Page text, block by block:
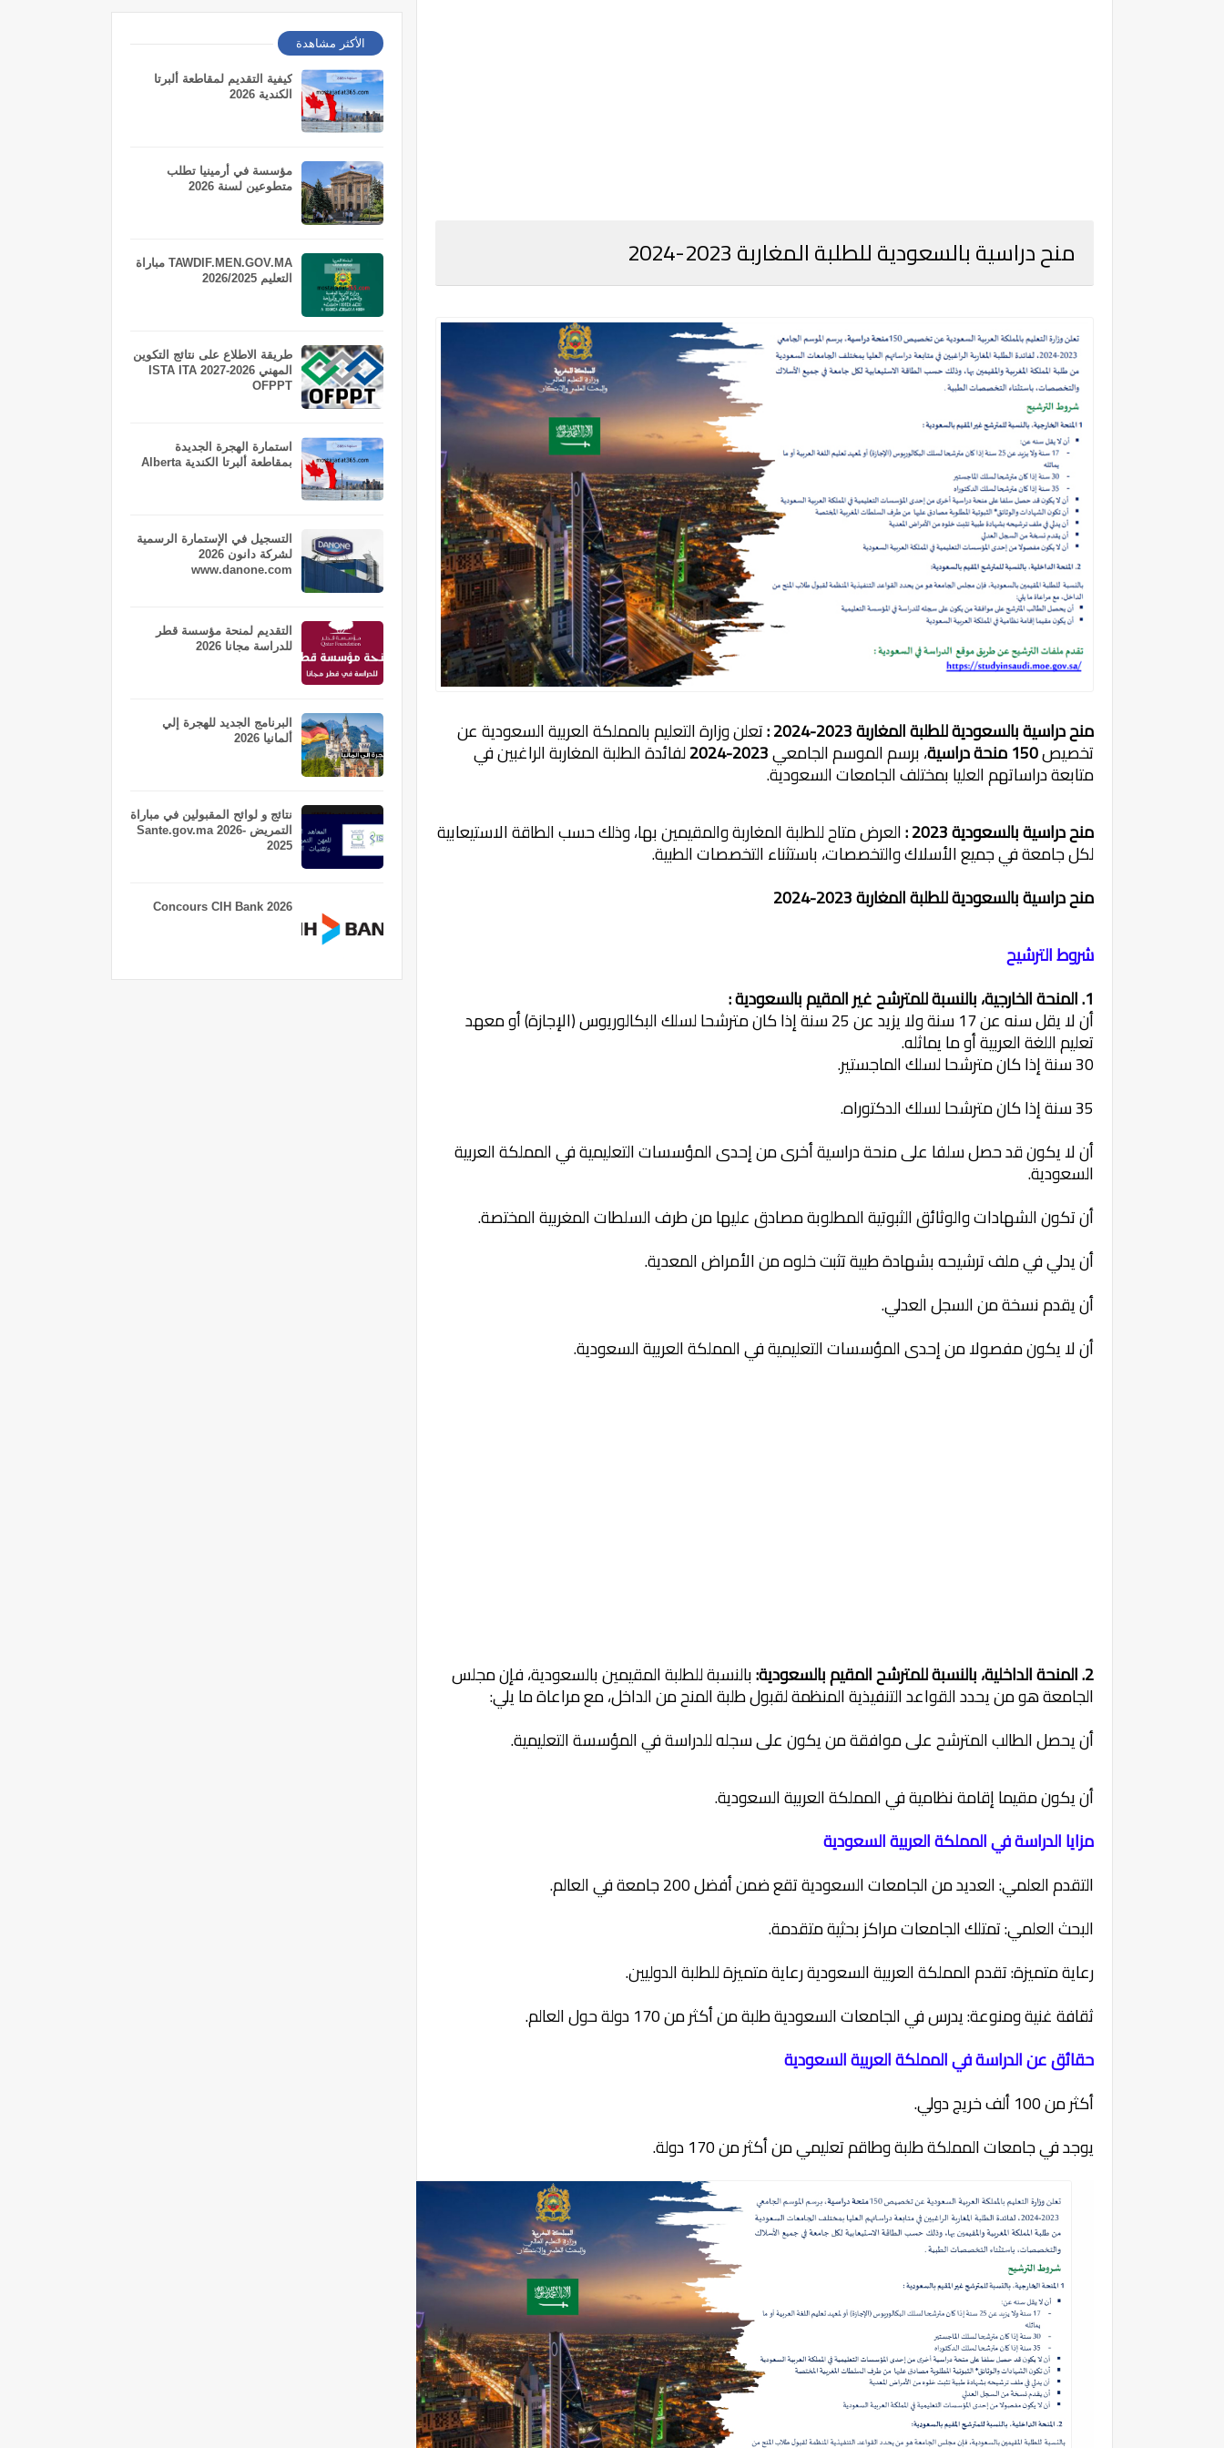
منح دراسية بالسعودية للطلبة المغاربة 2023-2024
منح دراسية بالسعودية للطلبة المغاربة 2023-2024 :تعلن وزارة التعليم بالمملكة العربية السعودية عن
تخصيص150 منحة دراسية ، برسم الموسم الجامعي2023-2024 لفائدة الطلبة المغاربة الراغبين في
متابعة دراساتهم العليا بمختلف الجامعات السعودية.
منح دراسية بالسعودية 2023 :
العرض متاح للطلبة المغاربة والمقيمين بها، وذلك حسب الطاقة الاستيعابية
لكل جامعة في جميع الأسلاك والتخصصات، باستثناء التخصصات الطبية.
منح دراسية بالسعودية للطلبة المغاربة 2023-2024
شروط الترشيح
1. المنحة الخارجية، بالنسبة للمترشح غير المقيم بالسعودية :
أن لا يقل سنه عن 17 سنة ولا يزيد عن 25 سنة إذا كان مترشحا لسلك البكالوريوس (الإجازة) أو معهد
تعليم اللغة العربية أو ما يماثله.
30 سنة إذا كان مترشحا لسلك الماجستير.
35 سنة إذا كان مترشحا لسلك الدكتوراه.
أن لا يكون قد حصل سلفا على منحة دراسية أخرى من إحدى المؤسسات التعليمية في المملكة العربية
السعودية.
أن تكون الشهادات والوثائق الثبوتية المطلوبة مصادق عليها من طرف السلطات المغربية المختصة.
أن يدلي في ملف ترشيحه بشهادة طبية تثبت خلوه من الأمراض المعدية.
أن يقدم نسخة من السجل العدلي.
أن لا يكون مفصولا من إحدى المؤسسات التعليمية في المملكة العربية السعودية.
2. المنحة الداخلية، بالنسبة للمترشح المقيم بالسعودية: بالنسبة للطلبة المقيمين بالسعودية، فإن مجلس
الجامعة هو من يحدد القواعد التنفيذية المنظمة لقبول طلبة المنح من الداخل، مع مراعاة ما يلي:
أن يحصل الطالب المترشح على موافقة من يكون على سجله للدراسة في المؤسسة التعليمية.
أن يكون مقيما إقامة نظامية في المملكة العربية السعودية.
مزايا الدراسة في المملكة العربية السعودية
التقدم العلمي: العديد من الجامعات السعودية تقع ضمن أفضل 200 جامعة في العالم.
البحث العلمي: تمتلك الجامعات مراكز بحثية متقدمة.
رعاية متميزة: تقدم المملكة العربية السعودية رعاية متميزة للطلبة الدوليين.
ثقافة غنية ومنوعة: يدرس في الجامعات السعودية طلبة من أكثر من 170 دولة حول العالم.
حقائق عن الدراسة في المملكة العربية السعودية
أكثر من 100 ألف خريج دولي.
يوجد في جامعات المملكة طلبة وطاقم تعليمي من أكثر من 170 دولة.
الأكثر مشاهدة
كيفية التقديم لمقاطعة ألبرتا
الكندية 2026
مؤسسة في أرمينيا تطلب
متطوعين لسنة 2026
TAWDIF.MEN.GOV.MA مباراة
التعليم 2026/2025
طريقة الاطلاع على نتائج التكوين
المهني 2026-2027 ISTA ITA
OFPPT
استمارة الهجرة الجديدة
بمقاطعة ألبرتا الكندية Alberta
التسجيل في الإستمارة الرسمية
لشركة دانون 2026
www.danone.com
التقديم لمنحة مؤسسة قطر
للدراسة مجانا 2026
البرنامج الجديد للهجرة إلي
ألمانيا 2026
نتائج و لوائح المقبولين في مباراة
التمريض Sante.gov.ma 2026-
2025
Concours CIH Bank 2026